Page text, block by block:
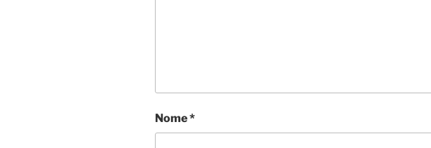
Nome*